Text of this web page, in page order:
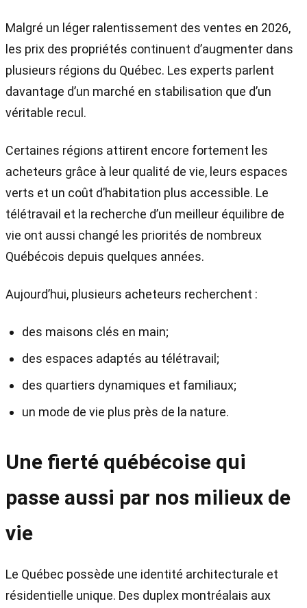
Malgré un léger ralentissement des ventes en 2026,
les prix des propriétés continuent d’augmenter dans
plusieurs régions du Québec. Les experts parlent
davantage d’un marché en stabilisation que d’un
véritable recul.
Certaines régions attirent encore fortement les
acheteurs grâce à leur qualité de vie, leurs espaces
verts et un coût d’habitation plus accessible. Le
télétravail et la recherche d’un meilleur équilibre de
vie ont aussi changé les priorités de nombreux
Québécois depuis quelques années.
Aujourd’hui, plusieurs acheteurs recherchent :
des maisons clés en main;
des espaces adaptés au télétravail;
des quartiers dynamiques et familiaux;
un mode de vie plus près de la nature.
Une fierté québécoise qui
passe aussi par nos milieux de
vie
Le Québec possède une identité architecturale et
résidentielle unique. Des duplex montréalais aux